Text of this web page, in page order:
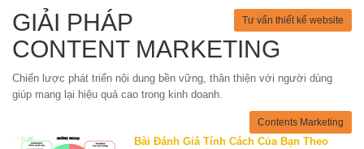
Tư vấn thiết kế website
GIẢI PHÁP
CONTENT MARKETING
Chiến lược phát triển nội dung bền vững, thân thiện với người dùng
giúp mang lại hiệu quả cao trong kinh doanh.
Contents Marketing
Bài Đánh Giá Tính Cách Của Bạn Theo